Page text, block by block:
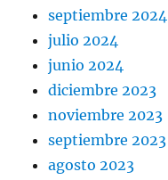
septiembre 2024
julio 2024
junio 2024
diciembre 2023
noviembre 2023
septiembre 2023
agosto 2023